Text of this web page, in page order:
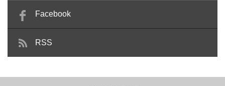
Facebook
RSS